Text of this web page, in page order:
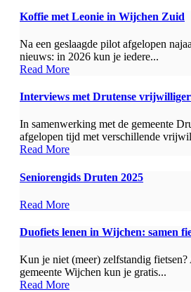
Koffie met Leonie in Wijchen Zuid
Na een geslaagde pilot afgelopen
nieuws: in 2026 kun je iedere...
Read More
Interviews met Drutense
In samenwerking met de gemeente
afgelopen tijd met verschillende
Read More
Seniorengids Druten 2025
Read More
Duofiets lenen in Wijchen: samen
Kun je niet (meer) zelfstandig
gemeente Wijchen kun je gratis...
Read More